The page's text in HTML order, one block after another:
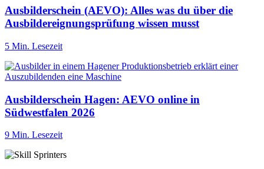
Ausbilderschein (AEVO): Alles was du über die
Ausbildereignungsprüfung wissen musst
5 Min. Lesezeit
Ausbilderschein Hagen: AEVO online in
Südwestfalen 2026
9 Min. Lesezeit